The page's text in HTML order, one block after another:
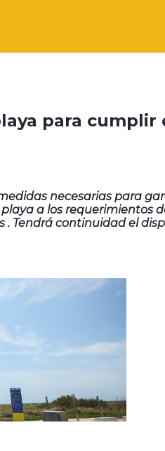
para cumplir
necesarias para
a los requerimientos
Tendrá continuidad el